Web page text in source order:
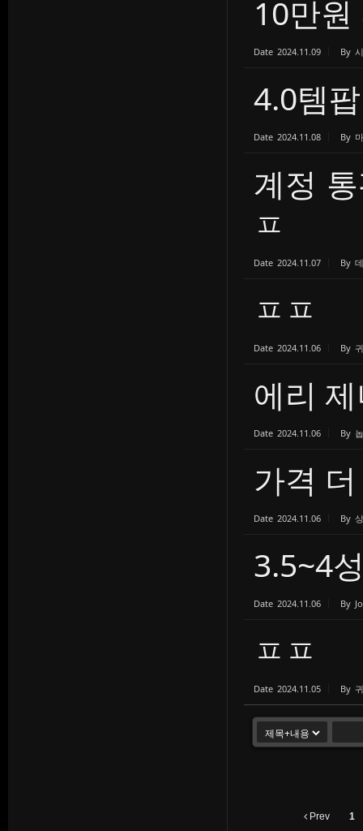
10만
Date 2024.11.09 By
4.0템
Date 2024.11.08 By
계정
ㅍ
Date 2024.11.07 By
ㅍㅍ
Date 2024.11.06 By
에리
Date 2024.11.06 By
가격
Date 2024.11.06 By
3.5~4
Date 2024.11.06 By
ㅍㅍ
Date 2024.11.05 By
Prev 1